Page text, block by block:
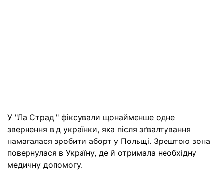
У "Ла Страді" фіксували щонайменше одне
звернення від українки, яка після зґвалтування
намагалася зробити аборт у Польщі. Зрештою вона
повернулася в Україну, де й отримала необхідну
медичну допомогу.